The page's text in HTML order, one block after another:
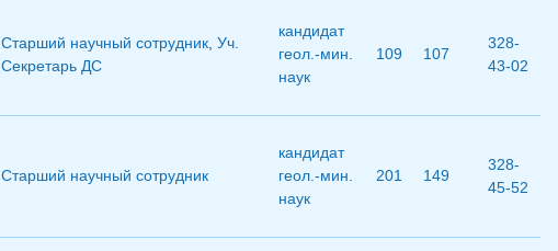
Старший научный сотрудник, Уч.
Секретарь ДС
кандидат
геол.-мин.
наук
109 107
328-
43-02
Старший научный сотрудник
кандидат
геол.-мин.
наук
201 149
328-
45-52